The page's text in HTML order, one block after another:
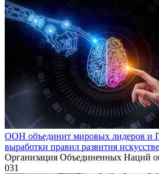
ООН объединит мировых лидеров и
выработки правил развития
Организация Объединенных Наций
031